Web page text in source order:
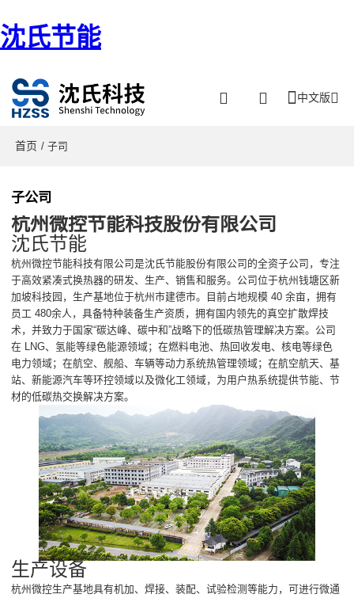
沈氏节能
中文版
首页 / 子司
子公司
杭州微控节能科技股份有限公司
沈氏节能
杭州微控节能科技有限公司是沈氏节能股份有限公司的全资子公司，专注
于高效紧凑式换热器的研发、生产、销售和服务。公司位于杭州钱塘区新
加坡科技园，生产基地位于杭州市建德市。目前占地规模 40 余亩，拥有
员工 480余人，具备特种装备生产资质，拥有国内领先的真空扩散焊技
术，并致力于国家“碳达峰、碳中和”战略下的低碳热管理解决方案。公司
在 LNG、氢能等绿色能源领域；在燃料电池、热回收发电、核电等绿色
电力领域；在航空、舰船、车辆等动力系统热管理领域；在航空航天、基
站、新能源汽车等环控领域以及微化工领域，为用户热系统提供节能、节
材的低碳热交换解决方案。
生产设备
杭州微控生产基地具有机加、焊接、装配、试验检测等能力，可进行微通